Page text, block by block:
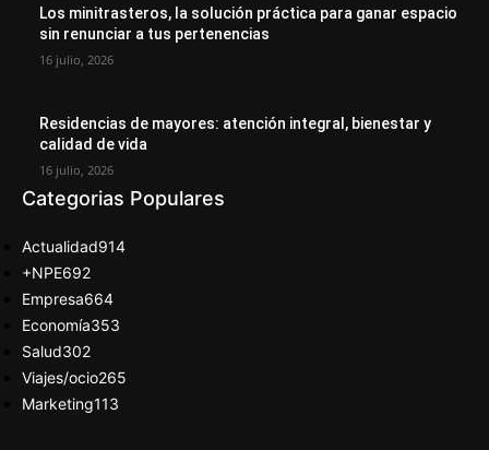
Los minitrasteros, la solución práctica para ganar espacio
sin renunciar a tus pertenencias
16 julio, 2026
Residencias de mayores: atención integral, bienestar y
calidad de vida
16 julio, 2026
Categorias Populares
Actualidad914
+NPE692
Empresa664
Economía353
Salud302
Viajes/ocio265
Marketing113